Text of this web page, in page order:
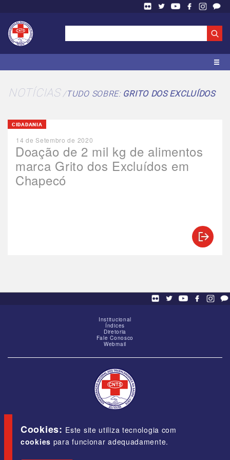
Cookies: Este site utiliza tecnologia com
cookies para funcionar adequadamente.
NOTÍCIAS TUDO SOBRE: GRITO DOS EXCLUÍDOS
Doação de 2 mil kg de alimentos
marca Grito dos Excluídos em
Chapecó
CIDADANIA
14 de Setembro de 2020
Institucional
Índices
Diretoria
Fale Conosco
Webmail
Brasília-DF, CEP 70309-900
E-mail:cnts@cnts.org.br